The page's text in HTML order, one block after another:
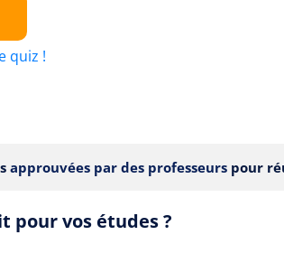
quiz !
approuvées par des professeurs pour
pour vos études ?